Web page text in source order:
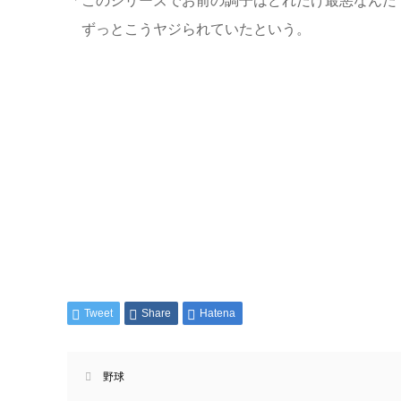
ずっとこうヤジられていたという。
Tweet Share Hatena
野球